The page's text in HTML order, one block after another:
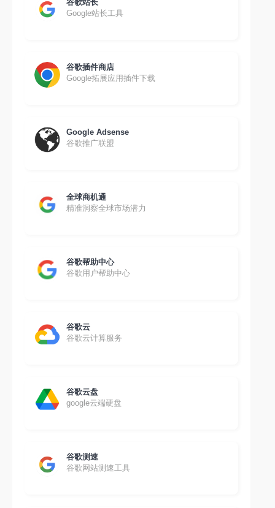
谷歌站长
Google站长工具
谷歌插件商店
Google拓展应用插件下载
Google Adsense
谷歌推广联盟
全球商机通
精准洞察全球市场潜力
谷歌帮助中心
谷歌用户帮助中心
谷歌云
谷歌云计算服务
谷歌云盘
google云端硬盘
谷歌测速
谷歌网站测速工具